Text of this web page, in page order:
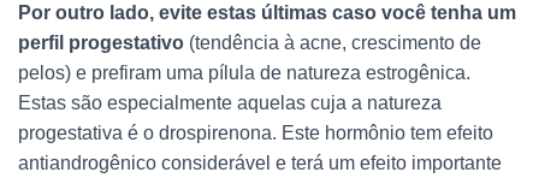
Por outro lado, evite estas últimas caso você tenha um
perfil progestativo (tendência à acne, crescimento de
pelos) e prefiram uma pílula de natureza estrogênica.
Estas são especialmente aquelas cuja a natureza
progestativa é o drospirenona. Este hormônio tem efeito
antiandrogênico considerável e terá um efeito importante